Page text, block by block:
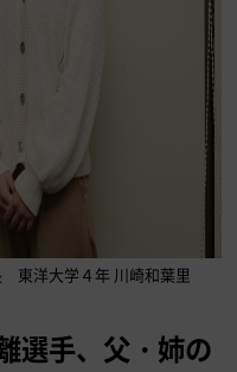
東洋大学４年 川崎和葉里
選手、 父・姉の